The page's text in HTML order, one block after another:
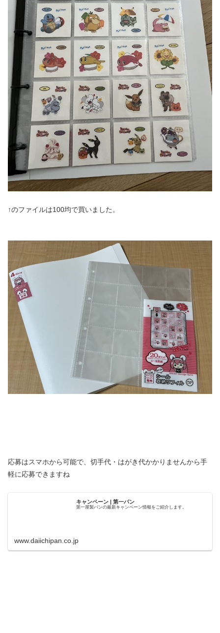
↑のファイルは100均で買いました。
応募はスマホから可能で、切手代・はがき代かかりませんから手
軽に応募できますね
キャンペーン | 第一パン
第一屋製パンの最新キャンペーン情報をご紹介します。
www.daiichipan.co.jp